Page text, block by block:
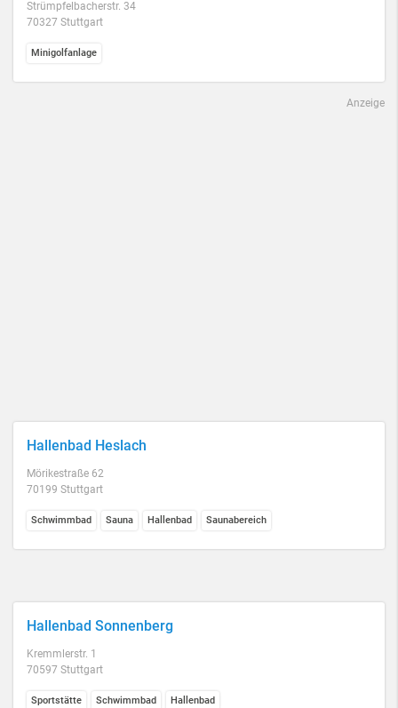
Strümpfelbacherstr. 34
70327 Stuttgart
Minigolfanlage
Anzeige
Hallenbad Heslach
Mörikestraße 62
70199 Stuttgart
Schwimmbad Sauna Hallenbad Saunabereich
Hallenbad Sonnenberg
Kremmlerstr. 1
70597 Stuttgart
Sportstätte Schwimmbad Hallenbad